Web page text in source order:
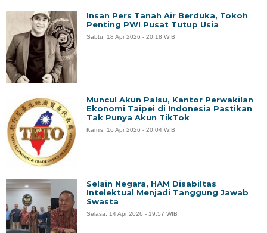
Insan Pers Tanah Air Berduka, Tokoh
Penting PWI Pusat Tutup Usia
Sabtu, 18 Apr 2026 - 20:18 WIB
Muncul Akun Palsu, Kantor Perwakilan
Ekonomi Taipei di Indonesia Pastikan
Tak Punya Akun TikTok
Kamis, 16 Apr 2026 - 20:04 WIB
Selain Negara, HAM Disabiltas
Intelektual Menjadi Tanggung Jawab
Swasta
Selasa, 14 Apr 2026 - 19:57 WIB